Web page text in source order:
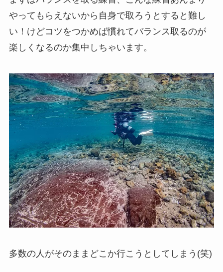
やってもらえないから自身で取ろうとすると難し
い！けどコツをつかめば慣れてバランス取るのが
楽しくなるのか集中しちゃいます。
多数の人がそのままどこか行こうとしてしまう(笑)